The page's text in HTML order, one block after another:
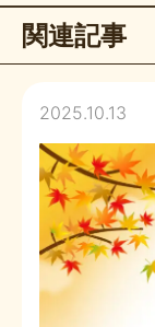
関連記事
2025.10.13